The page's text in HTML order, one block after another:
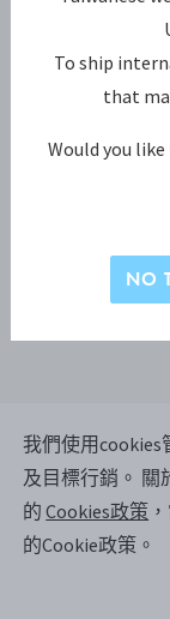
BLOSSOM
商品依據庫存所在
我們使用
及目標行銷。 關
的Cookies政策
的Cookie政策。
To ship
that
Would you
NO